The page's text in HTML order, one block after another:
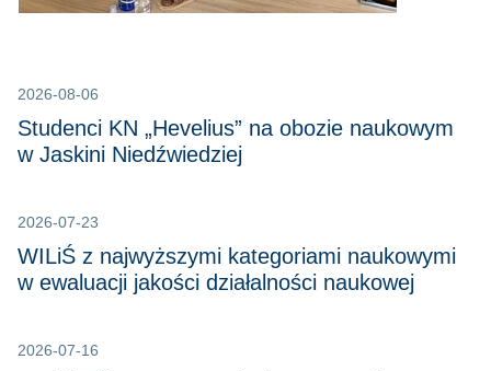
2026-08-06
Studenci KN „Hevelius” na obozie naukowym
w Jaskini Niedźwiedziej
2026-07-23
WILiŚ z najwyższymi kategoriami naukowymi
w ewaluacji jakości działalności naukowej
2026-07-16